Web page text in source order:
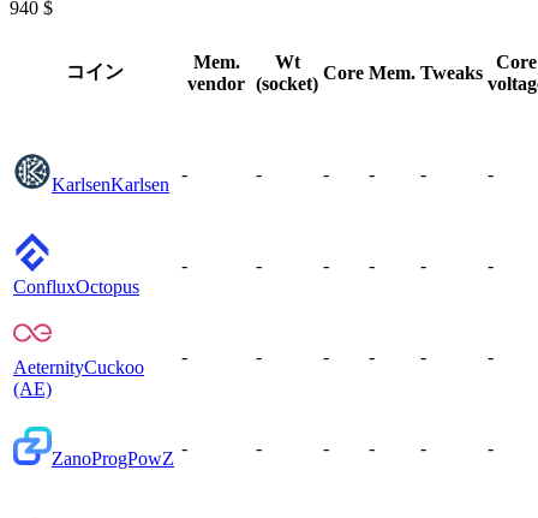
940 $
コイン
Mem.
vendor
Wt
(socket)
Core Mem. Tweaks
Core
KarlsenKarlsen
- - - - - -
ConfluxOctopus
- - - - - -
AeternityCuckoo
(AE)
- - - - - -
ZanoProgPowZ
- - - - - -